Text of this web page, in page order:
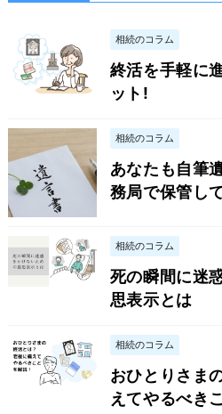
相続のコラム
終活を手軽に
ット!
相続のコラム
あなたも自筆
務局で保管し
相続のコラム
死の瞬間に迷
思表示とは
相続のコラム
おひとりさま
えてやるべき